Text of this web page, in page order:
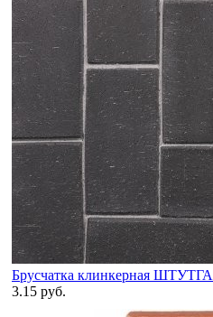
Брусчатка клинкерная
3.15 руб.